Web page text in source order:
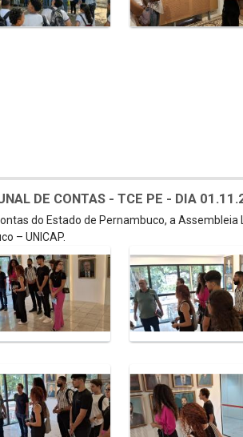
DE CONTAS - TCE PE - DIA
do Estado de Pernambuco, a Assembleia
– UNICAP.